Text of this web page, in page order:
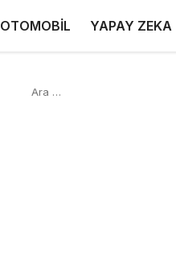
OTOMOBİL YAPAY ZEKA